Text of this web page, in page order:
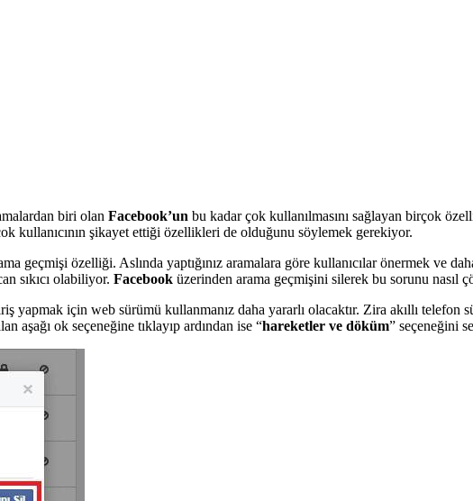
biri olan Facebook’un bu kadar çok kullanılmasını sağlayan birçok
kullanıcının şikayet ettiği özellikleri de olduğunu söylemek gerekiyor.
geçmişi özelliği. Aslında yaptığınız aramalara göre kullanıcılar önermek ve
sıkıcı olabiliyor. Facebook üzerinden arama geçmişini silerek bu sorunu nasıl
yapmak için web sürümü kullanmanız daha yararlı olacaktır. Zira akıllı
aşağı ok seçeneğine tıklayıp ardından ise “hareketler ve döküm” seçeneğini